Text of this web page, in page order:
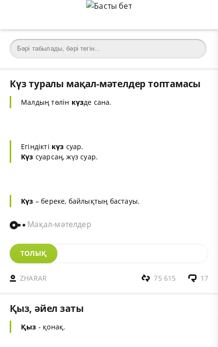
Күз туралы мақал-мәтелдер топтамасы
Малдың төлін күзде сана.
Егіндікті күз суар.
Күз суарсаң, жүз суар.
Күз – береке, байлықтың бастауы.
Мақал-мәтелдер
ТОЛЫҚ
ZHARAR 17
75 615
Қыз, әйел заты
Қыз - қонақ.